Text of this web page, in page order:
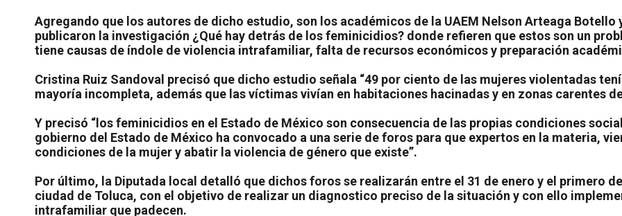
Agregando que los autores de dicho estudio, son los académicos de la UAEM Nelson Arteaga Botello
publicaron la investigación ¿Qué hay detrás de los feminicidios? donde refieren que estos son un
tiene causas de índole de violencia intrafamiliar, falta de recursos económicos y preparación
Cristina Ruiz Sandoval precisó que dicho estudio señala “49 por ciento de las mujeres violentadas
mayoría incompleta, además que las víctimas vivían en habitaciones hacinadas y en zonas carentes
Y precisó “los feminicidios en el Estado de México son consecuencia de las propias condiciones
gobierno del Estado de México ha convocado a una serie de foros para que expertos en la materia,
condiciones de la mujer y abatir la violencia de género que existe”.
Por último, la Diputada local detalló que dichos foros se realizarán entre el 31 de enero y el primero
ciudad de Toluca, con el objetivo de realizar un diagnostico preciso de la situación y con ello
intrafamiliar que padecen.